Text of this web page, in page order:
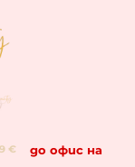
€
до офис на